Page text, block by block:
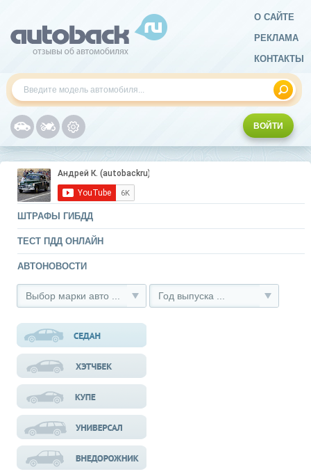
О САЙТЕ
РЕКЛАМА
КОНТАКТЫ
ВОЙТИ
ШТРАФЫ ГИБДД
ТЕСТ ПДД ОНЛАЙН
АВТОНОВОСТИ
Выбор марки авто ... Год выпуска ...